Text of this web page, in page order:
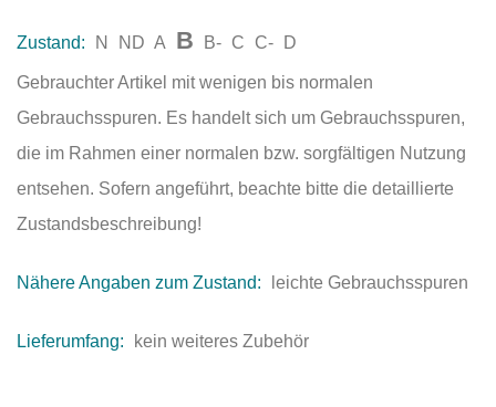
Zustand: N ND A B B- C C- D
Gebrauchter Artikel mit wenigen bis normalen
Gebrauchsspuren. Es handelt sich um Gebrauchsspuren,
die im Rahmen einer normalen bzw. sorgfältigen Nutzung
entsehen. Sofern angeführt, beachte bitte die detaillierte
Zustandsbeschreibung!
Nähere Angaben zum Zustand: leichte Gebrauchsspuren
Lieferumfang: kein weiteres Zubehör